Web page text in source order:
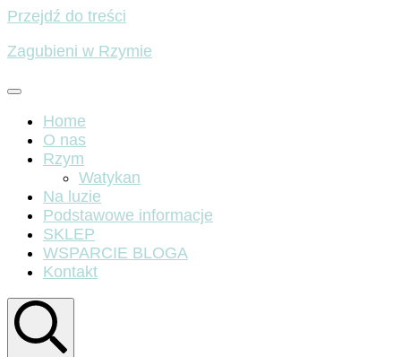
Przejdź do treści
Zagubieni w Rzymie
Home
O nas
Rzym
Watykan
Na luzie
Podstawowe informacje
SKLEP
WSPARCIE BLOGA
Kontakt